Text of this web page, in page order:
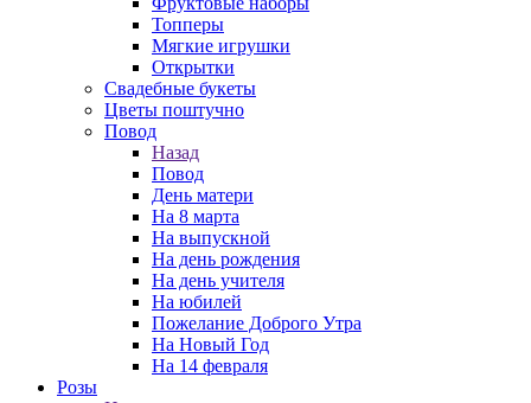
Топперы
Мягкие игрушки
Открытки
Свадебные букеты
Цветы поштучно
Повод
Назад
Повод
День матери
На 8 марта
На выпускной
На день рождения
На день учителя
На юбилей
Пожелание Доброго Утра
На Новый Год
На 14 февраля
Розы